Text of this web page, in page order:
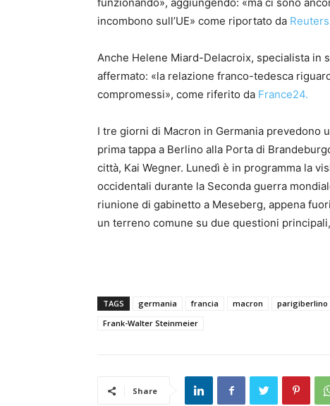
incombono sull’UE» come riportato da Reuters
Anche Helene Miard-Delacroix, specialista in
affermato: «la relazione franco-tedesca
compromessi», come riferito da France24.
I tre giorni di Macron in Germania prevedono
prima tappa a Berlino alla Porta di
città, Kai Wegner. Lunedì è in programma la
occidentali durante la Seconda guerra
riunione di gabinetto a Meseberg, appena
un terreno comune su due questioni
TAGS germania francia macron parigiberlino
Frank-Walter Steinmeier
Share